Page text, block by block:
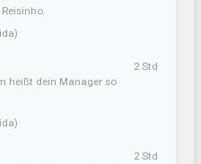
heißt dein Manager so
2 Std
2 Std